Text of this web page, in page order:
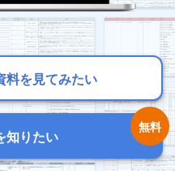
料を見てみたい
知りたい
料を見てみたい
知りたい
料を見てみたい
知りたい